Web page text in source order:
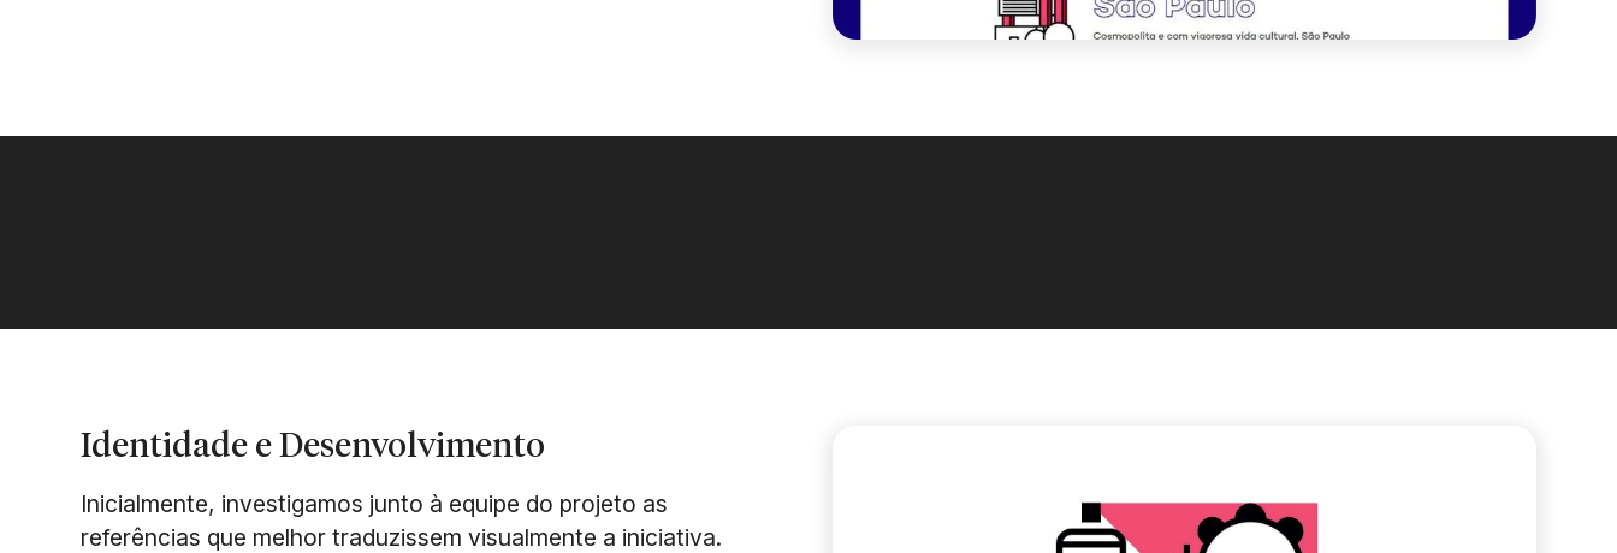
Identidade e Desenvolvimento
Inicialmente, investigamos junto à equipe do projeto as
referências que melhor traduzissem visualmente a iniciativa.